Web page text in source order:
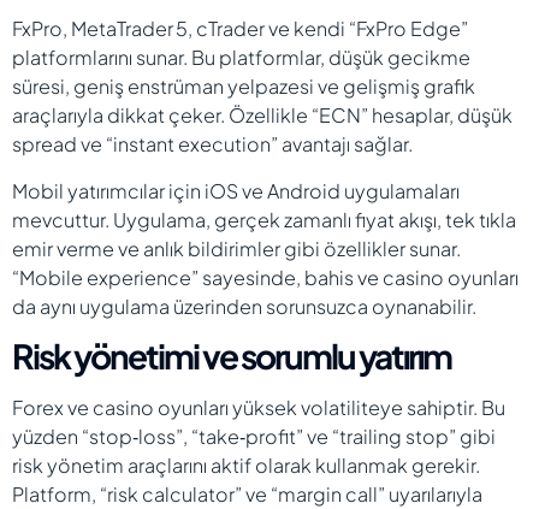
FxPro, MetaTrader 5, cTrader ve kendi “FxPro Edge”
platformlarını sunar. Bu platformlar, düşük gecikme
süresi, geniş enstrüman yelpazesi ve gelişmiş grafik
araçlarıyla dikkat çeker. Özellikle “ECN” hesaplar, düşük
spread ve “instant execution” avantajı sağlar.
Mobil yatırımcılar için iOS ve Android uygulamaları
mevcuttur. Uygulama, gerçek zamanlı fiyat akışı, tek tıkla
emir verme ve anlık bildirimler gibi özellikler sunar.
“Mobile experience” sayesinde, bahis ve casino oyunları
da aynı uygulama üzerinden sorunsuzca oynanabilir.
Risk yönetimi ve sorumlu yatırım
Forex ve casino oyunları yüksek volatiliteye sahiptir. Bu
yüzden “stop‑loss”, “take‑profit” ve “trailing stop” gibi
risk yönetim araçlarını aktif olarak kullanmak gerekir.
Platform, “risk calculator” ve “margin call” uyarılarıyla